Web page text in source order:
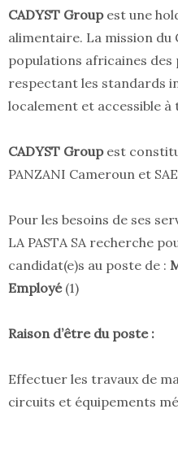
CADYST Groupest une
alimentaire. La mission du
populations africaines des
respectant les standards
localement et accessible à
CADYST Groupest
PANZANI Cameroun et
Pour les besoins de ses
LA PASTA SA recherche
candidat(e)s au poste de :
Employé(1)
Raison d’être du poste :
Effectuer les travaux de
circuits et équipements